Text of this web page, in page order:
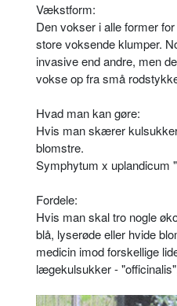
Vækstform:
Den vokser i alle former
store voksende klumper.
invasive end andre, men
vokse op fra små
Hvad man kan gøre:
Hvis man skærer
blomstre.
Symphytum x uplandicum
Fordele:
Hvis man skal tro nogle
blå, lyserøde eller hvide
medicin imod forskellige
lægekulsukker -